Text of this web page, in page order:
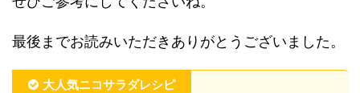
最後までお読みいただきありがとうございました。
大人気ニコサラダレシピ